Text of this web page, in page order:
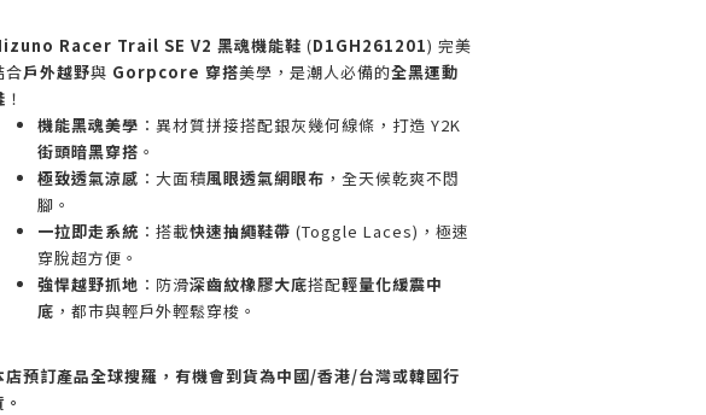
Racer Trail SE V2 黑魂機能鞋 (D1GH261201) 完美
合戶外越野與 Gorpcore 穿搭美學，是潮人必備的全黑運動
！
機能黑魂美學 ：異材質拼接搭配銀灰幾何線條，打造 Y2K
街頭暗黑穿搭 。
極致透氣涼感 ：大面積風眼透氣網眼布 ，全天候乾爽不悶
腳。
一拉即走系統：搭載快速抽繩鞋帶 (Toggle Laces)，極速
穿脫超方便。
強悍越野抓地 ：防滑深齒紋橡膠大底搭配輕量化緩震中
底 ，都市與輕戶外輕鬆穿梭。
店預訂產品全球搜羅，有機會到貨為中國/香港/台灣或韓國行